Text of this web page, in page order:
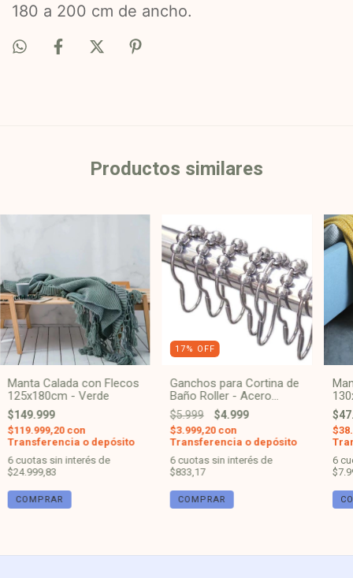
180 a 200 cm de ancho.
Productos similares
Manta Calada con Flecos
125x180cm - Verde
$149.999
$119.999,20 con
Transferencia o depósito
6 cuotas sin interés de
$24.999,83
17% OFF
Ganchos para Cortina de
Baño Roller - Acero
Plateado
$5.999 $4.999
$3.999,20 con
Transferencia o depósito
6 cuotas sin interés de
$833,17
COMPRAR
6